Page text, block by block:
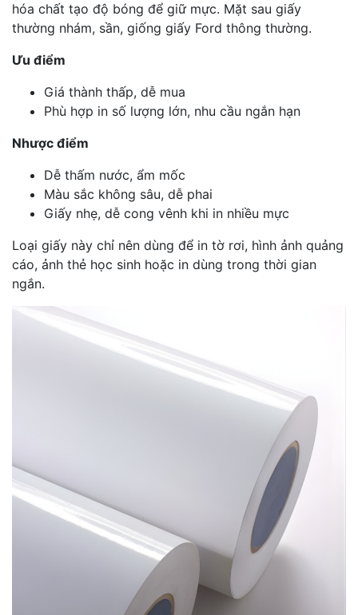
hóa chất tạo độ bóng để giữ mực. Mặt sau giấy
thường nhám, sần, giống giấy Ford thông thường.
Ưu điểm
Giá thành thấp, dễ mua
Phù hợp in số lượng lớn, nhu cầu ngắn hạn
Nhược điểm
Dễ thấm nước, ẩm mốc
Màu sắc không sâu, dễ phai
Giấy nhẹ, dễ cong vênh khi in nhiều mực
Loại giấy này chỉ nên dùng để in tờ rơi, hình ảnh quảng
cáo, ảnh thẻ học sinh hoặc in dùng trong thời gian
ngắn.